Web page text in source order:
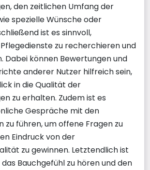
den zeitlichen Umfang der
spezielle Wünsche oder
ist es sinnvoll,
zu recherchieren und
Dabei können Bewertungen und
anderer Nutzer hilfreich sein,
in die Qualität der
zu erhalten. Zudem ist es
Gespräche mit den
zu führen, um offene Fragen zu
Eindruck von der
zu gewinnen. Letztendlich ist
Bauchgefühl zu hören und den